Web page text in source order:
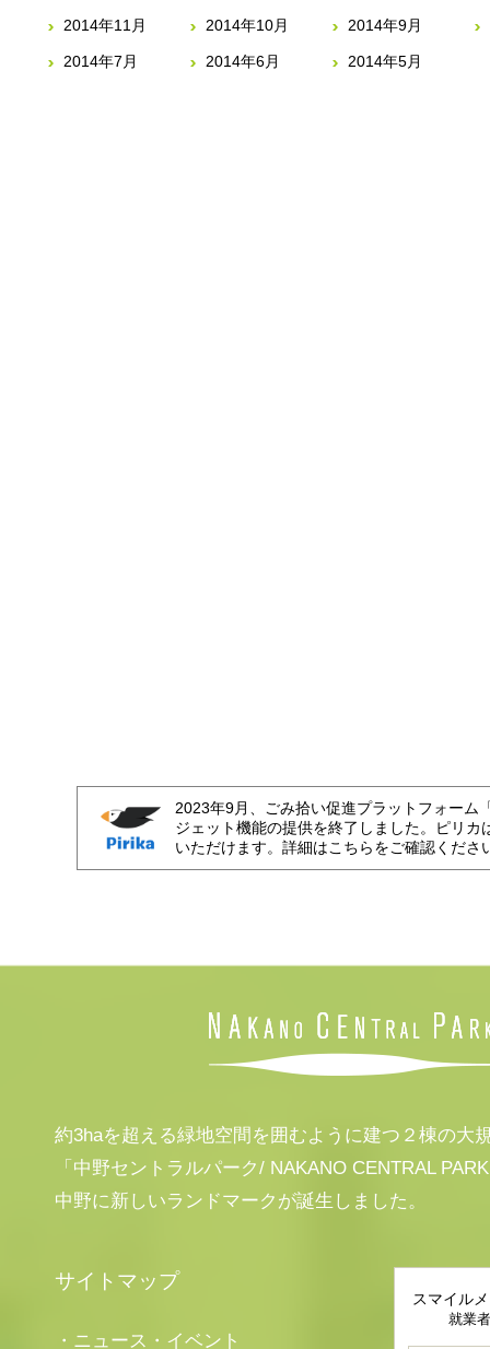
2014年11月 2014年10月 2014年9月
2014年7月 2014年6月 2014年5月
2023年9月、ごみ拾い促進プラットフォーム
ジェット機能の提供を終了しました。ピリカ
いただけます。詳細はこちらをご確認くださ
約3haを超える緑地空間を囲むように建つ２棟の大
「中野セントラルパーク/ NAKANO CENTRAL
中野に新しいランドマークが誕生しました。
サイトマップ
・ニュース・イベント
スマイル
就業